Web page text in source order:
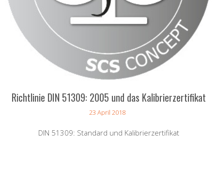
Richtlinie DIN 51309: 2005 und das Kalibrierzertifikat
23 April 2018
DIN 51309: Standard und Kalibrierzertifikat